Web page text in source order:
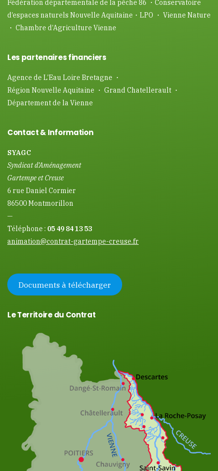
Fédération départementale de la pêche 86 ・Conservatoire
d’espaces naturels Nouvelle Aquitaine・LPO ・ Vienne Nature
・ Chambre d’Agriculture Vienne
Les partenaires financiers
Agence de L’Eau Loire Bretagne ・
Région Nouvelle Aquitaine ・ Grand Chatellerault ・
Département de la Vienne
Contact & Information
SYAGC
Syndicat d’Aménagement
Gartempe et Creuse
6 rue Daniel Cormier
86500 Montmorillon
—
Téléphone : 05 49 84 13 53
animation@contrat-gartempe-creuse.fr
Documents à télécharger
Le Territoire du Contrat